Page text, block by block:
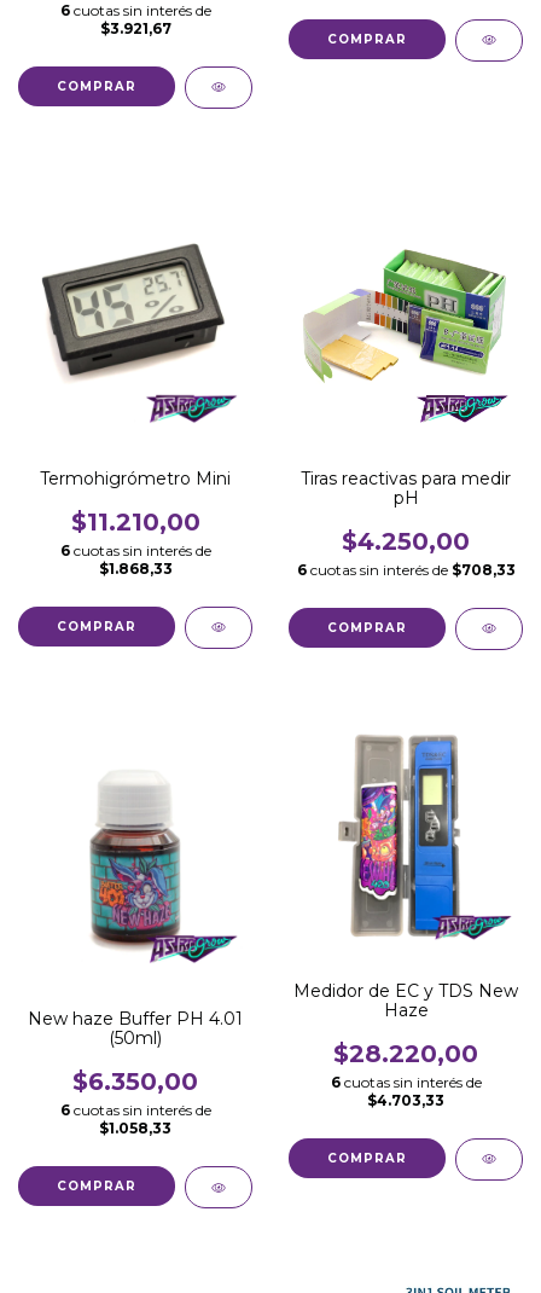
6 cuotas sin interés de
$3.921,67
Termohigrómetro Mini
$11.210,00
6 cuotas sin interés de
$1.868,33
Tiras reactivas para medir
pH
$4.250,00
6 cuotas sin interés de $708,33
New haze Buffer PH 4.01
(50ml)
$6.350,00
6 cuotas sin interés de
$1.058,33
Medidor de EC y TDS New
Haze
$28.220,00
6 cuotas sin interés de
$4.703,33